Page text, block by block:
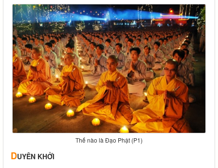
Thế nào là Đạo Phật (P1)
DUYÊN KHỞI